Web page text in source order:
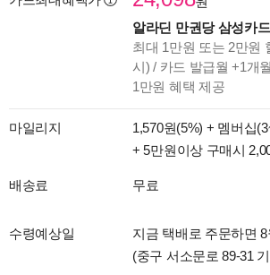
알라딘 만권당 삼성카
최대 1만원 또는 2만원
시) / 카드 발급월 +1개
1만원 혜택 제공
마일리지 1,570원(5%) + 멤버십
+ 5만원이상 구매시
배송료 무료
수령예상일
지금 택배로 주문하면
(중구 서소문로 89-31